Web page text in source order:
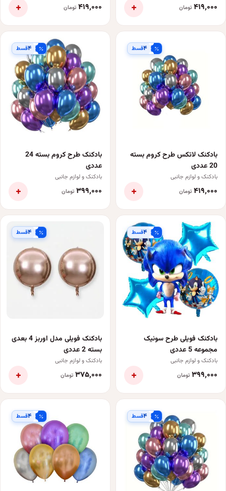
۴۱۹٬۰۰۰ تومان + ۴۱۹٬۰۰۰ تومان +
۴قسط
بادکنک لاتکس طرح کروم بسته
20 عددی
بادکنک و لوازم جانبی
۴۱۹٬۰۰۰ تومان +
۴قسط
بادکنک طرح کروم بسته 24
عددی
بادکنک و لوازم جانبی
۳۹۹٬۰۰۰ تومان +
۴قسط
بادکنک فویلی طرح سونیک
مجموعه 5 عددی
بادکنک و لوازم جانبی
۳۹۹٬۰۰۰ تومان +
۴قسط
بادکنک فویلی مدل اوربز 4 بعدی
بسته 2 عددی
بادکنک و لوازم جانبی
۳۷۵٬۰۰۰ تومان +
۴قسط ۴قسط